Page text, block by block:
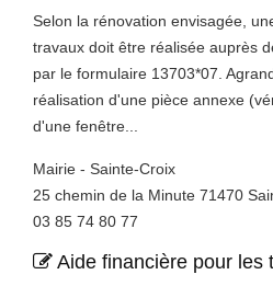
Selon la rénovation envisagée,
travaux doit être réalisée auprès
par le formulaire 13703*07.
réalisation d'une pièce annexe
d'une fenêtre...
Mairie - Sainte-Croix
25 chemin de la Minute 71470
03 85 74 80 77
Aide financière pour les